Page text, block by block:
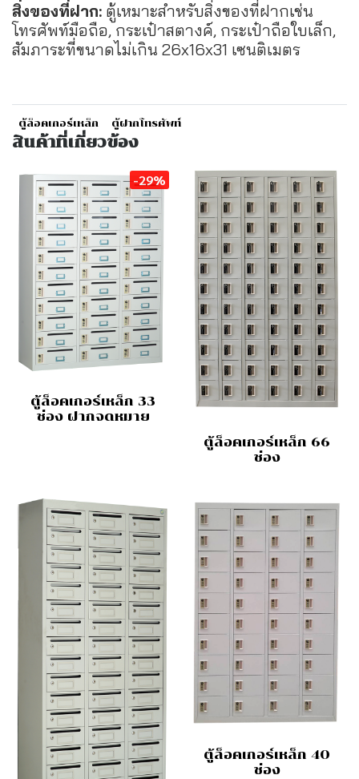
สิ่งของที่ฝาก: ตู้เหมาะสำหรับสิ่งของที่ฝากเช่น
โทรศัพท์มือถือ, กระเป๋าสตางค์, กระเป๋าถือใบเล็ก,
สัมภาระที่ขนาดไม่เกิน 26x16x31 เซนติเมตร
ตู้ล็อคเกอร์เหล็ก ตู้ฝากโทรศัพท์
สินค้าที่เกี่ยวข้อง
-29%
ตู้ล็อคเกอร์เหล็ก 33
ช่อง ฝากจดหมาย
ตู้ล็อคเกอร์เหล็ก 66
ช่อง
ตู้ล็อคเกอร์เหล็ก 40
ช่อง